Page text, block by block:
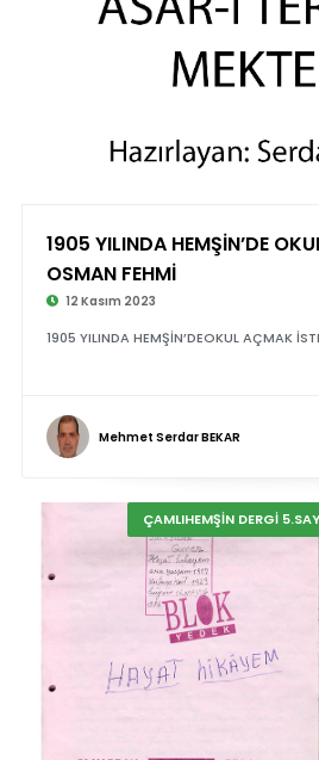
1905 YILINDA HEMŞİN’DE
OSMAN FEHMİ
12 Kasım 2023
1905 YILINDA HEMŞİN’DEOKUL AÇMAK
Mehmet Serdar BEKAR
ÇAMLIHEMŞİN DERGİ